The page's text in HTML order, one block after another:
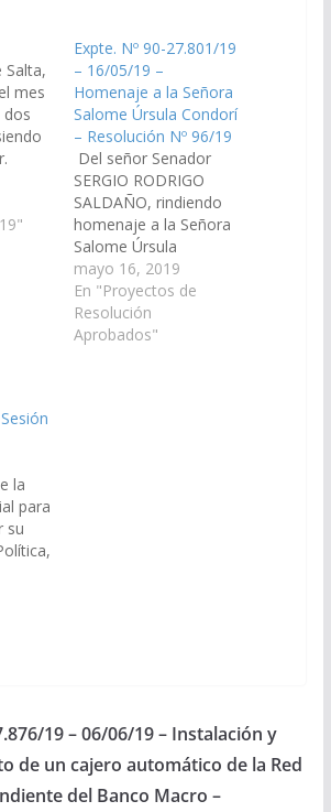
Salta,
mes
dos
Expte. Nº 90-27.801/19
– 16/05/19 –
Homenaje a la Señora
Salome Úrsula Condorí
– Resolución Nº 96/19
Del señor Senador
SERGIO RODRIGO
SALDAÑO, rindiendo
homenaje a la Señora
Salome Úrsula
Condorí, e invitando a
la homenajeada a este
reciento a recibir un
reconocimiento. (Expte
mayo 16, 2019
En "Proyectos de
Resolución
Aprobados"
la
para
su
19 – 06/06/19 – Instalación y
de un cajero automático de la Red
del Banco Macro –